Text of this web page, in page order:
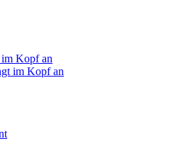
im Kopf an